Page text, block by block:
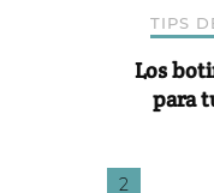
TIPS
Los
para